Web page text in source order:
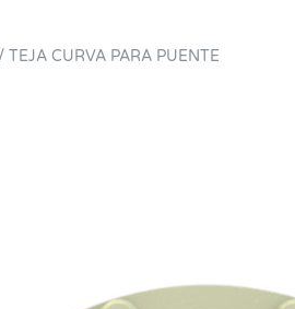
TEJA CURVA PARA PUENTE